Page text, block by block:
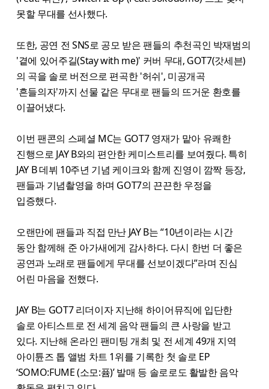
못할 무대를 선사했다.
또한, 공연 전 SNS로 공모 받은 팬들의 추천곡인 박재범의
'곁에 있어주길(Stay with me)' 커버 무대, GOT7(갓세븐)
의 곡을 솔로 버전으로 편곡한 '허쉬', 미공개곡
'흔들의자'까지 선물 같은 무대로 팬들의 뜨거운 환호를
이끌어냈다.
이번 팬콘의 스페셜 MC는 GOT7 영재가 맡아 유쾌한
진행으로 JAY B와의 편안한 케미스트리를 보여줬다. 특히
JAY B 데뷔 10주년 기념 케이크와 함께 진영이 깜짝 등장,
팬들과 기념촬영을 하며 GOT7의 끈끈한 우정을
입증했다.
오랜만에 팬들과 직접 만난 JAY B는 “10년이라는 시간
동안 함께해 준 아가새에게 감사하다. 다시 한번 더 좋은
공연과 노래로 팬들에게 무대를 선보이겠다”라며 진심
어린 마음을 전했다.
JAY B는 GOT7 리더이자 지난해 하이어뮤직에 입단한
솔로 아티스트로 전 세계 음악 팬들의 큰 사랑을 받고
있다. 지난해 온라인 팬미팅 개최 및 전 세계 49개 지역
아이튠즈 톱 앨범 차트 1위를 기록한 첫 솔로 EP
‘SOMO:FUME (소모:퓸)’ 발매 등 솔로로도 활발한 음악